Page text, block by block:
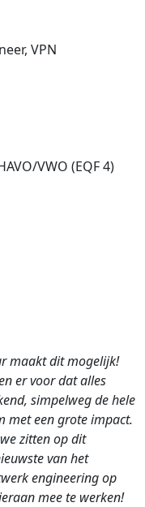
VPN
VWO (EQF 4)
maakt dit mogelijk!
er voor dat alles
simpelweg de hele
met een grote impact.
zitten op dit
van het
engineering op
mee te werken!